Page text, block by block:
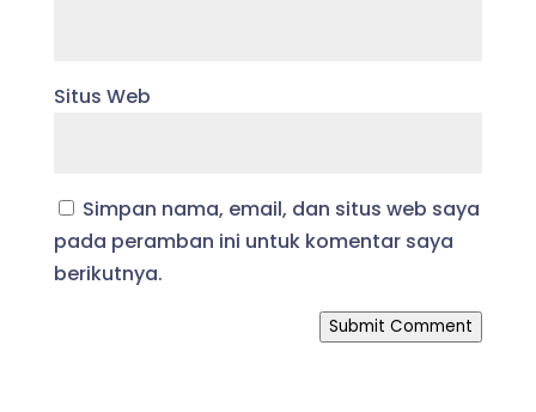
Situs Web
Simpan nama, email, dan situs web saya
pada peramban ini untuk komentar saya
berikutnya.
Submit Comment